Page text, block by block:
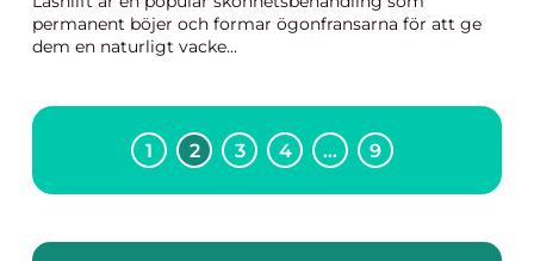
permanent böjer och formar ögonfransarna för att ge
dem en naturligt vacke...
1 2 3 4 … 9